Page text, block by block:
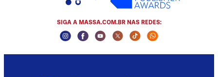
SIGA A MASSA.COM.BR NAS REDES:
Instagram Social Media
Facebook Social Media
Youtube Social Media
Twitter Social Media
Tiktok Social Media
Whatsapp